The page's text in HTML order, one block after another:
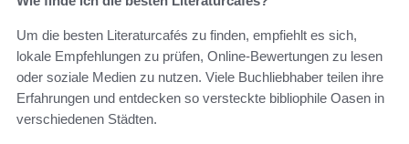
Um die besten Literaturcafés zu finden, empfiehlt es sich,
lokale Empfehlungen zu prüfen, Online-Bewertungen zu lesen
oder soziale Medien zu nutzen. Viele Buchliebhaber teilen ihre
Erfahrungen und entdecken so versteckte bibliophile Oasen in
verschiedenen Städten.